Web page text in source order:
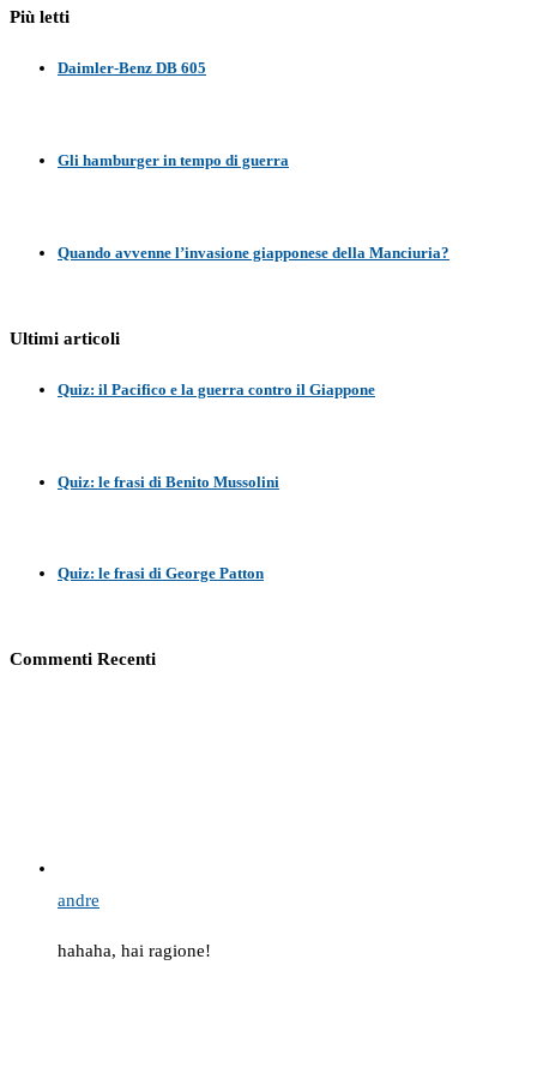
Più letti
Daimler-Benz DB 605
Gli hamburger in tempo di guerra
Quando avvenne l’invasione giapponese della Manciuria?
Ultimi articoli
Quiz: il Pacifico e la guerra contro il Giappone
Quiz: le frasi di Benito Mussolini
Quiz: le frasi di George Patton
Commenti Recenti
andre
hahaha, hai ragione!